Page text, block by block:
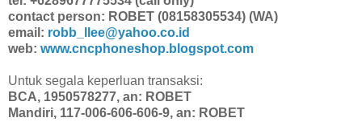
contact person: ROBET (08158305534) (WA)
email: robb_llee@yahoo.co.id
web: www.cncphoneshop.blogspot.com
Untuk segala keperluan transaksi:
BCA, 1950578277, an: ROBET
Mandiri, 117-006-606-606-9, an: ROBET